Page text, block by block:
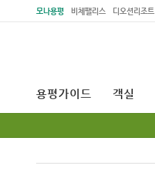
모나용평 비체팰리스 디오션리조트
용평가이드 객실